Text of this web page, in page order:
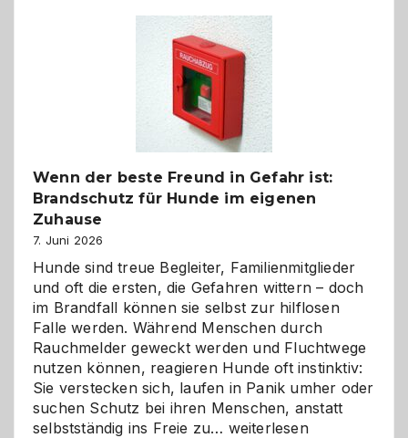
Kita
bewusst
herzlich
gestalten
Wenn der beste Freund in Gefahr ist:
Brandschutz für Hunde im eigenen
Zuhause
7. Juni 2026
Hunde sind treue Begleiter, Familienmitglieder
und oft die ersten, die Gefahren wittern – doch
im Brandfall können sie selbst zur hilflosen
Falle werden. Während Menschen durch
Rauchmelder geweckt werden und Fluchtwege
nutzen können, reagieren Hunde oft instinktiv:
Sie verstecken sich, laufen in Panik umher oder
suchen Schutz bei ihren Menschen, anstatt
selbstständig ins Freie zu… Wenn
weiterlesen